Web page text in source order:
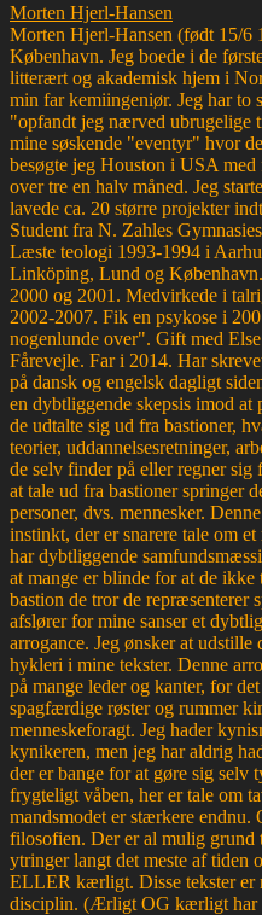
Morten Hjerl-Hansen
Morten Hjerl-Hansen (født 15/6
København. Jeg boede i de
litterært og akademisk hjem i
min far kemiingeniør. Jeg har to
"opfandt jeg nærved ubrugelige
mine søskende "eventyr" hvor
besøgte jeg Houston i USA
over tre en halv måned. Jeg
lavede ca. 20 større projekter
Student fra N. Zahles
Læste teologi 1993-1994 i
Linköping, Lund og
2000 og 2001. Medvirkede i
2002-2007. Fik en psykose i
nogenlunde over". Gift med
Fårevejle. Far i 2014. Har
på dansk og engelsk dagligt
en dybtliggende skepsis imod at
de udtalte sig ud fra bastioner,
teorier, uddannelsesretninger,
de selv finder på eller regner sig
at tale ud fra bastioner springer
personer, dvs. mennesker.
instinkt, der er snarere tale om
har dybtliggende
at mange er blinde for at de ikke
bastion de tror de repræsenterer
afslører for mine sanser et
arrogance. Jeg ønsker at
hykleri i mine tekster. Denne
på mange leder og kanter, for
spagfærdige røster og rummer
menneskeforagt. Jeg hader
kynikeren, men jeg har aldrig
der er bange for at gøre sig selv
frygteligt våben, her er tale om
mandsmodet er stærkere endnu.
filosofien. Der er al mulig
ytringer langt det meste af tiden
ELLER kærligt. Disse tekster er
disciplin. (Ærligt OG kærligt har